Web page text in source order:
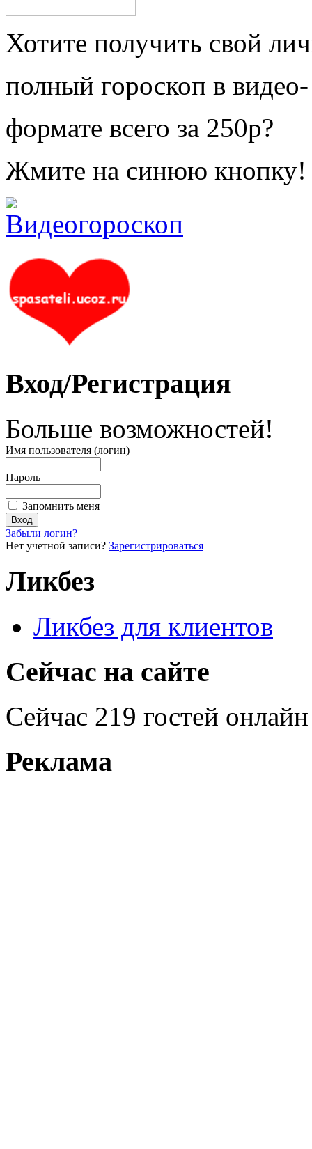
Хотите получить свой
полный гороскоп в видео-
формате всего за 250р?
Жмите на синюю кнопку!
Вход/Регистрация
Больше возможностей!
Имя пользователя (логин)
Пароль
Запомнить меня
Забыли логин?
Нет учетной записи? Зарегистрироваться
Ликбез
Ликбез для клиентов
Сейчас на сайте
Сейчас 219 гостей онлайн
Реклама